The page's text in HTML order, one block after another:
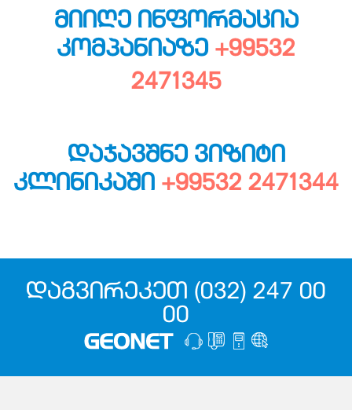
ᲓᲐᲯᲐᲕᲨᲜᲔ ᲕᲘᲖᲘᲢᲘ
ᲙᲚᲘᲜᲘᲙᲐᲨᲘ +99532 2471344
ᲛᲘᲘᲦᲔ ᲘᲜᲤᲝᲠᲛᲐᲪᲘᲐ
ᲙᲝᲛᲞᲐᲜᲘᲐᲖᲔ +99532
2471345
ᲓᲐᲒᲕᲘᲠᲔᲙᲔᲗ (032) 247 00
00